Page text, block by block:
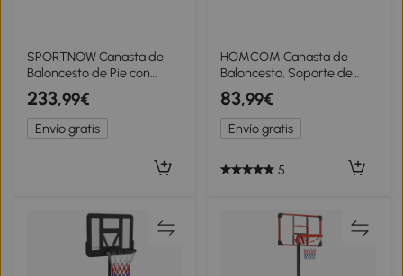
SPORTNOW Canasta de
Baloncesto de Pie con
Altura Ajustable de 1,35 a
3,05 m con Ruedas, Base
de Lastre y Bolsa de Arena,
Azul
233,99€
Envío gratis
HOMCOM Canasta de
Baloncesto, Soporte de
Baloncesto, Ajustable en
Altura, con Ruedas,
Rellenable con Agua, Negro
83,99€
Envío gratis
5